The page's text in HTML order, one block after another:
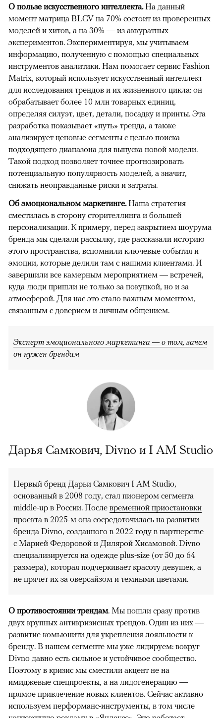
О пользе искусственного интеллекта.На данный
момент матрица BLCV на 70% состоит из проверенных
моделей и хитов, а на 30% — из аккуратных
экспериментов. Экспериментируя, мы учитываем
информацию, полученную с помощью специальных
инструментов аналитики. Нам помогает сервис Fashion
Matrix, который использует искусственный интеллект
для исследования трендов и их жизненного цикла: он
обрабатывает более 10 млн товарных единиц,
определяя силуэт, цвет, детали, посадку и принты. Эта
разработка показывает «путь» тренда, а также
анализирует ценовые сегменты с целью поиска
подходящего диапазона для выпуска новой модели.
Такой подход позволяет точнее прогнозировать
потенциальную популярность моделей, а значит,
снижать неоправданные риски и затраты.
Об эмоциональном маркетинге.Наша стратегия
сместилась в сторону сторителлинга и большей
персонализации. К примеру, перед закрытием шоурума
бренда мы сделали рассылку, где рассказали историю
этого пространства, вспомнили ключевые события и
эмоции, которые делили там с нашими клиентами. И
завершили все камерным мероприятием — встречей,
куда люди пришли не только за покупкой, но и за
атмосферой. Для нас это стало важным моментом,
связанным с доверием и личным общением.
Эксперт эмоционального маркетинга — о том, зачем
он нужен брендам
Дарья Самкович, Divno и I AM Studio
Первый бренд Дарьи Самкович I AM Studio,
основанный в 2008 году, стал пионером сегмента
middle-up в России. После временной приостановки
проекта в 2025-м она сосредоточилась на развитии
бренда Divno, созданного в 2022 году в партнерстве
с Марией Федоровой и Дилярой Хисамовой. Divno
специализируется на одежде plus-size (от 50 до 64
размера), которая подчеркивает красоту девушек, а
не прячет их за оверсайзом и темными цветами.
О противостоянии трендам. Мы пошли сразу против
двух крупных антикризисных трендов. Один из них —
развитие комьюнити для укрепления лояльности к
бренду. В нашем сегменте мы уже лидируем: вокруг
Divno давно есть сильное и устойчивое сообщество.
Поэтому в кризис мы сместили акцент не на
имиджевые спецпроекты, а на лидогенерацию —
прямое привлечение новых клиентов. Сейчас активно
используем перформанс-инструменты, в том числе